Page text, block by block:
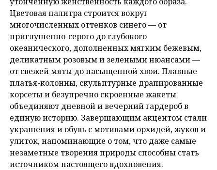
Цветовая палитра строится вокруг
многочисленных оттенков синего — от
приглушенно-серого до глубокого
океанического, дополненных мягким бежевым,
деликатным розовым и зелеными нюансами —
от свежей мяты до насыщенной хвои. Плавные
платья-колонны, скульптурные драпированные
корсеты и безупречно скроенные жакеты
объединяют дневной и вечерний гардероб в
единую историю. Завершающим акцентом стали
украшения и обувь с мотивами орхидей, жуков и
улиток, напоминающие о том, что даже самые
незаметные творения природы способны стать
источником настоящего вдохновения.